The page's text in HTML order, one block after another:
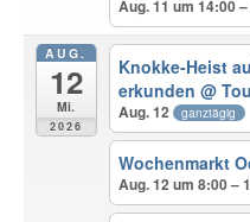
Aug. 11 um 14:00
AUG.
12
Mi.
2026
Knokke-Heist
erkunden@
Aug. 12 ganztägig
Wochenmarkt
Aug. 12 um 8:00 –